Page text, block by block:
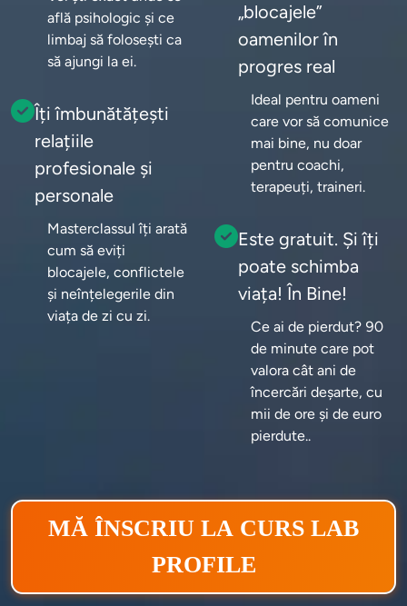
află psihologic și ce
limbaj să folosești ca
să ajungi la ei.
Îți îmbunătățești
relațiile
profesionale și
personale
Masterclassul îți arată
cum să eviți
blocajele, conflictele
și neînțelegerile din
viața de zi cu zi.
„blocajele”
oamenilor în
progres real
Ideal pentru oameni
care vor să comunice
mai bine, nu doar
pentru coachi,
terapeuți, traineri.
Este gratuit. Și îți
poate schimba
viața! În Bine!
Ce ai de pierdut? 90
de minute care pot
valora cât ani de
încercări deșarte, cu
mii de ore și de euro
pierdute..
MĂ ÎNSCRIU LA CURS LAB
PROFILE